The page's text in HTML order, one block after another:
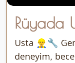
Rüyada
Usta 👷‍♂️🔧
deneyim,